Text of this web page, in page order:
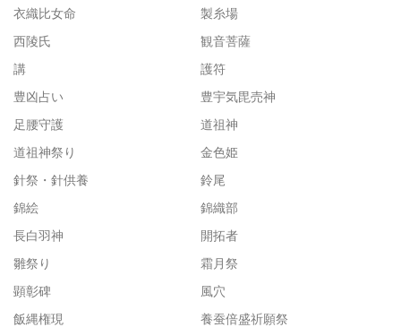
衣織比女命
製糸場
西陵氏
観音菩薩
講
護符
豊凶占い
豊宇気毘売神
足腰守護
道祖神
道祖神祭り
金色姫
針祭・針供養
鈴尾
錦絵
錦織部
長白羽神
開拓者
雛祭り
霜月祭
顕彰碑
風穴
飯縄権現
養蚕倍盛祈願祭